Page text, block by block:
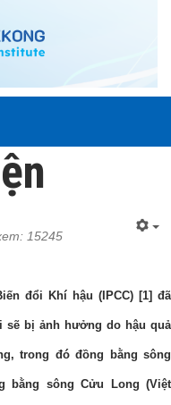
15245
đổi Khí hậu (IPCC) [1] đã
sẽ bị ảnh hưởng do hậu quả
trong đó đồng bằng sông
bằng sông Cửu Long (Việt